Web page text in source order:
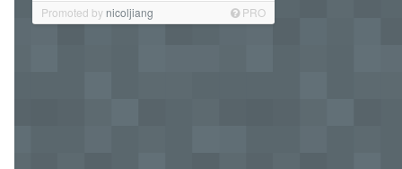
Promoted by nicoljiang PRO